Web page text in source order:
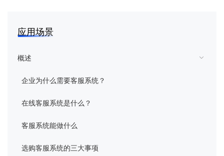
向日葵易维
域名
智能硬件
企业定制
客户服务
应用场景
概述
企业为什么需要客服系统？
在线客服系统是什么？
客服系统能做什么
选购客服系统的三大事项